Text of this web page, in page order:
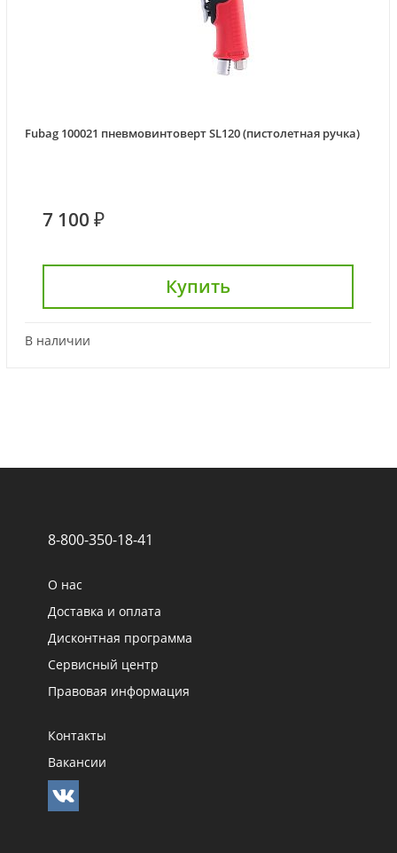
Fubag 100021 пневмовинтоверт SL120 (пистолетная ручка)
7 100 ₽
Купить
В наличии
8-800-350-18-41
О нас
Доставка и оплата
Дисконтная программа
Сервисный центр
Правовая информация
Контакты
Вакансии